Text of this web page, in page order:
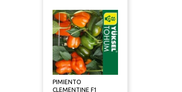
PIMIENTO
CLEMENTINE F1